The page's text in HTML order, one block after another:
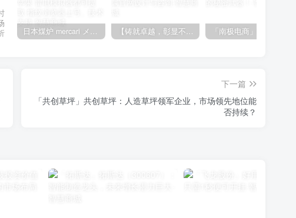
日本煤炉 mercari メルカリ cookie提取技术 安卓 苹果 雷电模拟器都可提取,指纹浏览器上号。技术支持 【铸就卓越，彰显不凡】顶级财富管理机构专属官网设计与咨询
下一篇
「共创草坪」共创草坪：人造草坪领军企业，市场领先地位能
否持续？